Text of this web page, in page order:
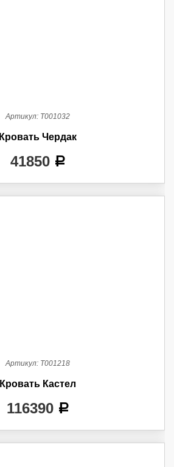
Артикул: Т001032
Кровать Чердак
41850 a
Артикул: Т001218
Кровать Кастел
116390 a